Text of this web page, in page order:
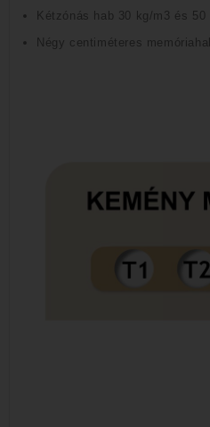
Kétzónás hab 30 kg/m3 és 50
Négy centiméteres